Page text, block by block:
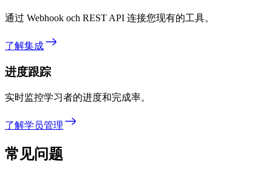
通过 Webhook och REST API 连接您现有的工具。
了解集成
进度跟踪
实时监控学习者的进度和完成率。
了解学员管理
常见问题